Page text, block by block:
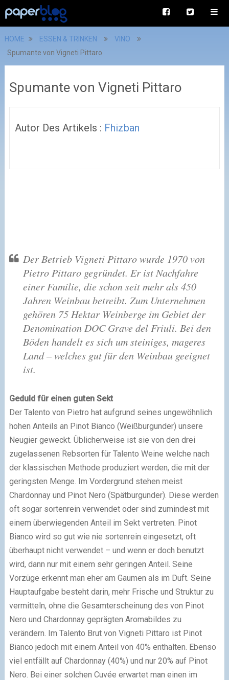
HOME ESSEN & TRINKEN
VINO
Spumante von Vigneti Pittaro
Spumante von Vigneti Pittaro
Autor Des Artikels : Fhizban
Der Betrieb Vigneti Pittaro wurde 1970 von
Pietro Pittaro gegründet. Er ist Nachfahre
einer Familie, die schon seit mehr als 450
Jahren Weinbau betreibt. Zum Unternehmen
gehören 75 Hektar Weinberge im Gebiet der
Denomination DOC Grave del Friuli. Bei den
Böden handelt es sich um steiniges, mageres
Land – welches gut für den Weinbau geeignet
ist.
Geduld für einen guten Sekt
Der Talento von Pietro hat aufgrund seines ungewöhnlich
hohen Anteils an Pinot Bianco (Weißburgunder) unsere
Neugier geweckt. Üblicherweise ist sie von den drei
zugelassenen Rebsorten für Talento Weine welche nach
der klassischen Methode produziert werden, die mit der
geringsten Menge. Im Vordergrund stehen meist
Chardonnay und Pinot Nero (Spätburgunder). Diese werden
oft sogar sortenrein verwendet oder sind zumindest mit
einem überwiegenden Anteil im Sekt vertreten. Pinot
Bianco wird so gut wie nie sortenrein eingesetzt, oft
überhaupt nicht verwendet – und wenn er doch benutzt
wird, dann nur mit einem sehr geringen Anteil. Seine
Vorzüge erkennt man eher am Gaumen als im Duft. Seine
Hauptaufgabe besteht darin, mehr Frische und Struktur zu
vermitteln, ohne die Gesamterscheinung des von Pinot
Nero und Chardonnay geprägten Aromabildes zu
verändern. Im Talento Brut von Vigneti Pittaro ist Pinot
Bianco jedoch mit einem Anteil von 40% enthalten. Ebenso
viel entfällt auf Chardonnay (40%) und nur 20% auf Pinot
Nero. Bei einer solchen Cuvée erwartet man einen im